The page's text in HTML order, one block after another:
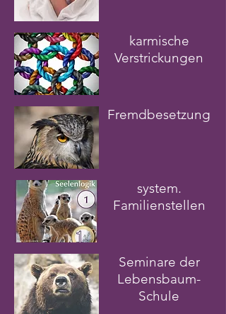
karmische
Verstrickungen
Fremdbesetzung
system.
Familienstellen
Seminare der
Lebensbaum-
Schule